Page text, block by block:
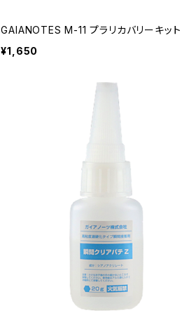
GAIANOTES M-11 プラリカバリーキット
¥1,650